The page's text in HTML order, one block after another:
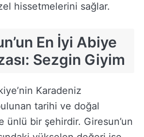
hissetmelerini sağlar.
En İyi Abiye
Sezgin Giyim
Karadeniz
tarihi ve doğal
ünlü bir şehirdir. Giresun’un